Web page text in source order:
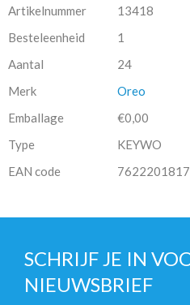
Artikelnummer
13418
Besteleenheid
1
Aantal
24
Merk
Oreo
Emballage
€0,00
Type
KEYWO
EAN code
SCHRIJF JE IN
NIEUWSBRIEF